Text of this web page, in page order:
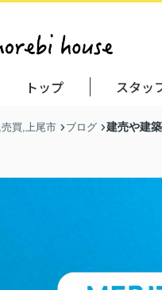
トップ スタッ
買,上尾市 ブログ 建売や建